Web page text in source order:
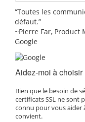
Toutes les
défaut.
~Pierre Far, Product
Google
Aidez-moi à
Bien que le besoin de
certificats SSL ne sont
connu pour vous aider
convient.